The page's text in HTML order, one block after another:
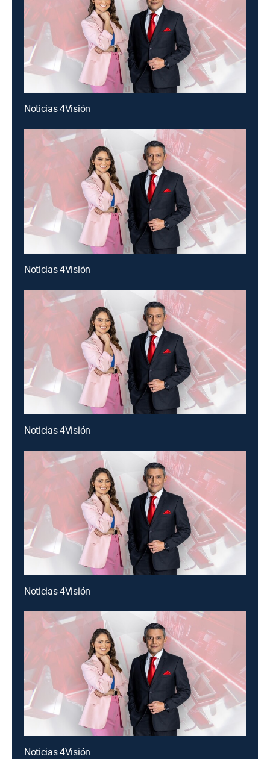
Noticias 4Visión
Noticias 4Visión
Noticias 4Visión
Noticias 4Visión
Noticias 4Visión